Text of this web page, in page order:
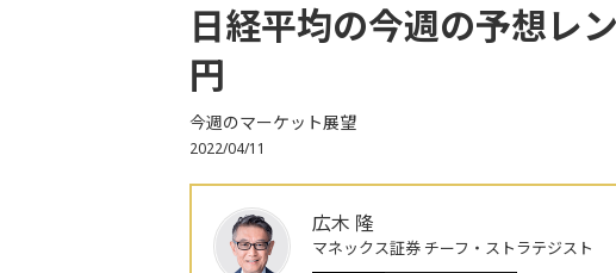
日経平均の今週の予想レ
円
今週のマーケット展望
2022/04/11
広木 隆
マネックス証券 チーフ・ストラテジスト